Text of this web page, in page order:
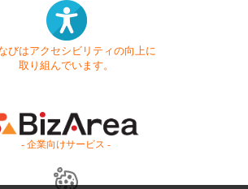
びはアクセシビリティの向上に
取り組んでいます。
- 企業向けサービス -